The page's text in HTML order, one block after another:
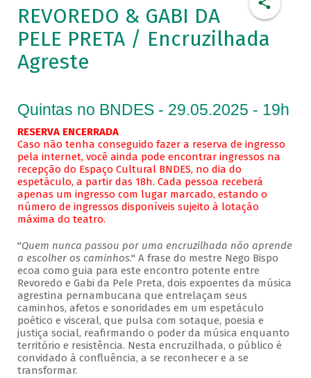
REVOREDO & GABI DA
PELE PRETA / Encruzilhada
Agreste
Quintas no BNDES - 29.05.2025 - 19h
RESERVA ENCERRADA
Caso não tenha conseguido fazer a reserva de ingresso
pela internet, você ainda pode encontrar ingressos na
recepção do Espaço Cultural BNDES, no dia do
espetáculo, a partir das 18h. Cada pessoa receberá
apenas um ingresso com lugar marcado, estando o
número de ingressos disponíveis sujeito à lotação
máxima do teatro.
"Quem nunca passou por uma encruzilhada não aprende
a escolher os caminhos." A frase do mestre Nego Bispo
ecoa como guia para este encontro potente entre
Revoredo e Gabi da Pele Preta, dois expoentes da música
agrestina pernambucana que entrelaçam seus
caminhos, afetos e sonoridades em um espetáculo
poético e visceral, que pulsa com sotaque, poesia e
justiça social, reafirmando o poder da música enquanto
território e resistência. Nesta encruzilhada, o público é
convidado à confluência, a se reconhecer e a se
transformar.